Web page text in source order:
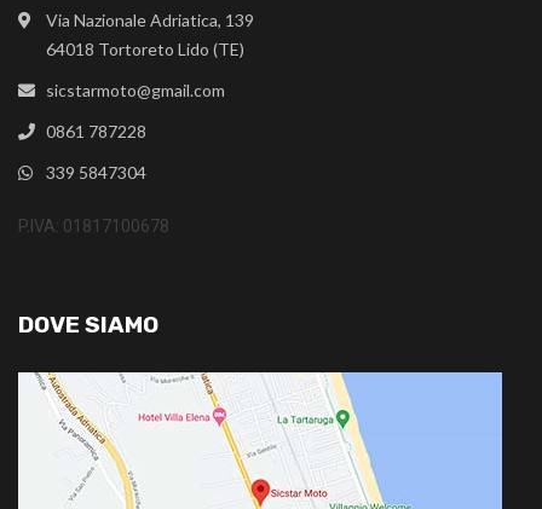
Via Nazionale Adriatica, 139
64018 Tortoreto Lido (TE)
sicstarmoto@gmail.com
0861 787228
339 5847304
P.IVA: 01817100678
DOVE SIAMO